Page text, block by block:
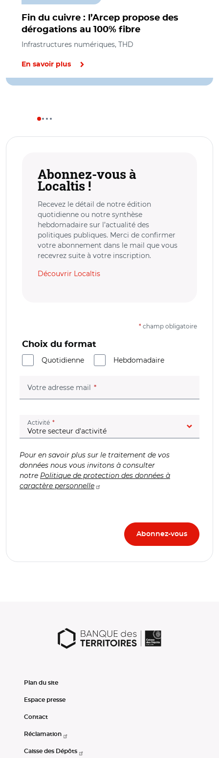
Fin du cuivre : l’Arcep propose des
dérogations au 100% fibre
Infrastructures numériques, THD
En savoir plus
Abonnez-vous à
Localtis !
Recevez le détail de notre édition
quotidienne ou notre synthèse
hebdomadaire sur l’actualité des
politiques publiques. Merci de confirmer
votre abonnement dans le mail que vous
recevrez suite à votre inscription.
Découvrir Localtis
* champ obligatoire
Choix du format
Quotidienne
Hebdomadaire
Votre adresse mail (champ obligatoire)
Activité (champ obligatoire)
Pour en savoir plus sur le traitement de vos
données nous vous invitons à consulter
notre Politique de protection des données à
caractère personnelle
Plan du site
Espace presse
Contact
Réclamation
Caisse des Dépôts